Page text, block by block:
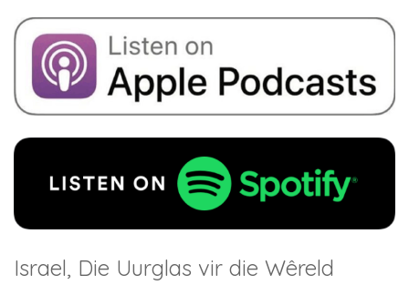
Israel, Die Uurglas vir die Wêreld